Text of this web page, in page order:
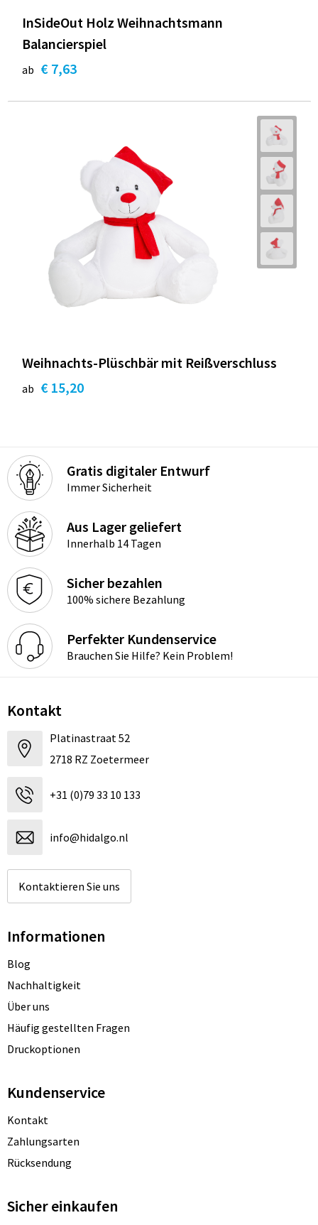
InSideOut Holz Weihnachtsmann
Balancierspiel
ab € 7,63
Weihnachts-Plüschbär mit Reißverschluss
ab € 15,20
Gratis digitaler Entwurf
Immer Sicherheit
Aus Lager geliefert
Innerhalb 14 Tagen
Sicher bezahlen
100% sichere Bezahlung
Perfekter Kundenservice
Brauchen Sie Hilfe? Kein Problem!
Kontakt
Platinastraat 52
2718 RZ Zoetermeer
+31 (0)79 33 10 133
info@hidalgo.nl
Kontaktieren Sie uns
Informationen
Blog
Nachhaltigkeit
Über uns
Häufig gestellten Fragen
Druckoptionen
Kundenservice
Kontakt
Zahlungsarten
Rücksendung
Sicher einkaufen